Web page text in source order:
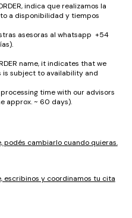
indica que realizamos la
a disponibilidad y tiempos
asesoras al whatsapp +54
name, it indicates that we
subject to availability and
time with our advisors
approx. ~ 60 days).
podés cambiarlo cuando quieras.
escribinos y coordinamos tu cita